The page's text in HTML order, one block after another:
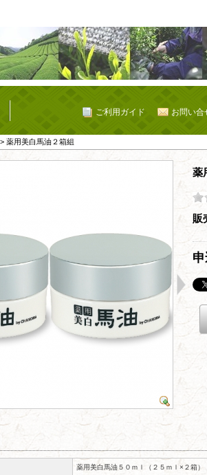
お問い合
ご利用ガイド
> 薬用美白馬油２箱組
薬
販
薬用美白馬油５０ｍｌ（２５ｍｌ×２箱）